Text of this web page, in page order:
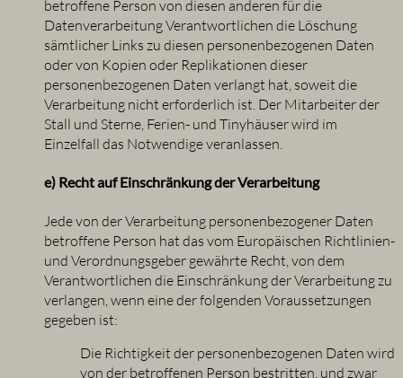
betroffene Person von diesen anderen für die
Datenverarbeitung Verantwortlichen die Löschung
sämtlicher Links zu diesen personenbezogenen Daten
oder von Kopien oder Replikationen dieser
personenbezogenen Daten verlangt hat, soweit die
Verarbeitung nicht erforderlich ist. Der Mitarbeiter der
Stall und Sterne, Ferien- und Tinyhäuser wird im
Einzelfall das Notwendige veranlassen.
e) Recht auf Einschränkung der Verarbeitung
Jede von der Verarbeitung personenbezogener Daten
betroffene Person hat das vom Europäischen Richtlinien-
und Verordnungsgeber gewährte Recht, von dem
Verantwortlichen die Einschränkung der Verarbeitung zu
verlangen, wenn eine der folgenden Voraussetzungen
gegeben ist:
Die Richtigkeit der personenbezogenen Daten wird
von der betroffenen Person bestritten, und zwar